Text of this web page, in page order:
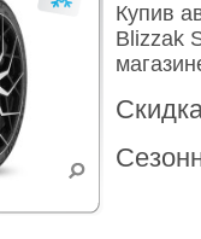
Купив
Blizzak